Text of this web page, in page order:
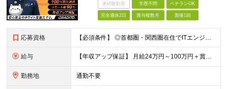
未経験歓迎 学歴不問 ベテランOK
完全週休2日 賞与複数月 面接1回
応募資格 【必須条件】 ◎首都圏・関西圏在住でITエンジニアとしての実務経験が3年以上ある⽅（開発・インフラいずれも歓迎） →首都圏（東京、神奈川、千葉、埼玉）、関西圏（大阪、兵庫、京都）在住のITエンジニア採
給与 【年収アップ保証】 月給24万円～100万円＋賞与（年3回）＋諸手当 ◆想定年収432万円〜1200万円(経験・スキルを考慮し決定) ※年収アップ保証付帯 ◆基本給には⽉20時間分の固定残業代(31,
勤務地 通勤不要